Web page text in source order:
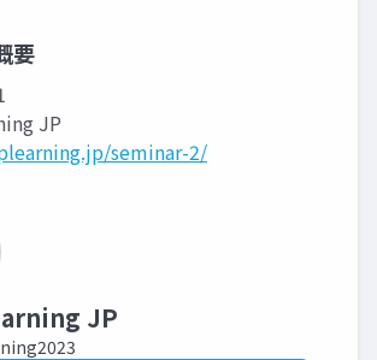
要
JP
seminar-2/
JP